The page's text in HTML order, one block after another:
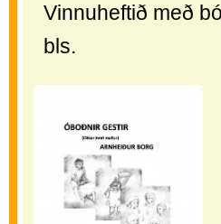
Vinnuheftið með
bls.